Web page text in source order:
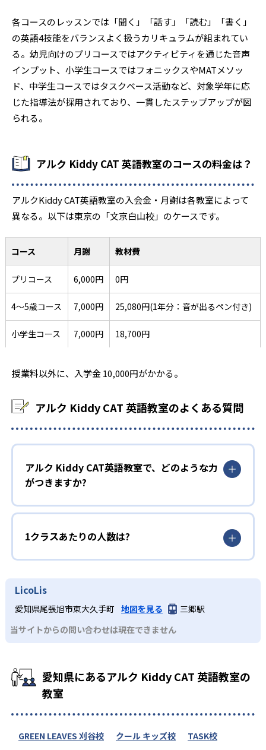
各コースのレッスンでは「聞く」「話す」「読む」「書く」
の英語4技能をバランスよく扱うカリキュラムが組まれてい
る。幼児向けのプリコースではアクティビティを通じた音声
インプット、小学生コースではフォニックスやMATメソッ
ド、中学生コースではタスクベース活動など、対象学年に応
じた指導法が採用されており、一貫したステップアップが図
られる。
アルク Kiddy CAT 英語教室のコースの料金は？
アルクKiddy CAT英語教室の入会金・月謝は各教室によって
異なる。以下は東京の「文京白山校」のケースです。
コース 月謝 教材費
プリコース 6,000円 0円
4～5歳コース 7,000円 25,080円(1年分：音が出るペン付き)
小学生コース 7,000円 18,700円
授業料以外に、入学金 10,000円がかかる。
アルク Kiddy CAT 英語教室のよくある質問
アルク Kiddy CAT英語教室で、どのような力
がつきますか?
1クラスあたりの人数は?
LicoLis
愛知県尾張旭市東大久手町 地図を見る
三郷駅
当サイトからの問い合わせは現在できません
愛知県にあるアルク Kiddy CAT 英語教室の
教室
GREEN LEAVES 刈谷校 クール キッズ校
TASK校